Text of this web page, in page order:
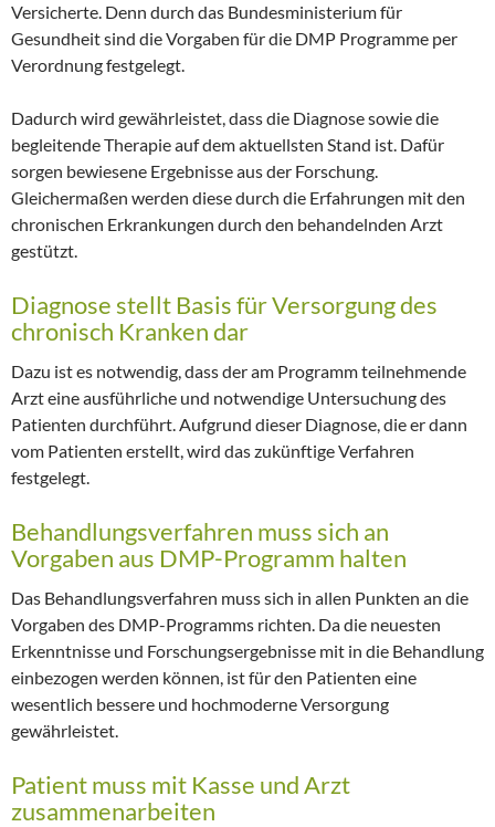
Versicherte. Denn durch das Bundesministerium für
Gesundheit sind die Vorgaben für die DMP Programme per
Verordnung festgelegt.
Dadurch wird gewährleistet, dass die Diagnose sowie die
begleitende Therapie auf dem aktuellsten Stand ist. Dafür
sorgen bewiesene Ergebnisse aus der Forschung.
Gleichermaßen werden diese durch die Erfahrungen mit den
chronischen Erkrankungen durch den behandelnden Arzt
gestützt.
Diagnose stellt Basis für Versorgung des
chronisch Kranken dar
Dazu ist es notwendig, dass der am Programm teilnehmende
Arzt eine ausführliche und notwendige Untersuchung des
Patienten durchführt. Aufgrund dieser Diagnose, die er dann
vom Patienten erstellt, wird das zukünftige Verfahren
festgelegt.
Behandlungsverfahren muss sich an
Vorgaben aus DMP-Programm halten
Das Behandlungsverfahren muss sich in allen Punkten an die
Vorgaben des DMP-Programms richten. Da die neuesten
Erkenntnisse und Forschungsergebnisse mit in die Behandlung
einbezogen werden können, ist für den Patienten eine
wesentlich bessere und hochmoderne Versorgung
gewährleistet.
Patient muss mit Kasse und Arzt
zusammenarbeiten